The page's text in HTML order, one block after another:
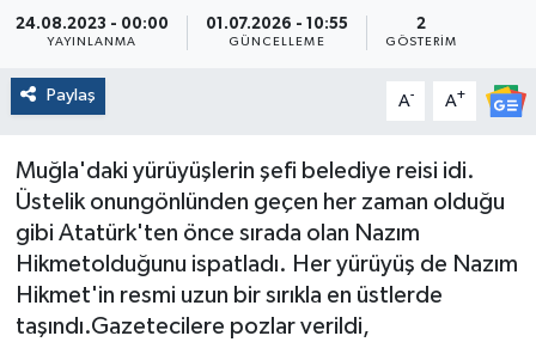
24.08.2023 - 00:00
YAYINLANMA
01.07.2026 - 10:55
GÜNCELLEME
2
GÖSTERIM
Paylaş A- A+
Muğla'daki yürüyüşlerin şefi belediye reisi idi.
Üstelik onungönlünden geçen her zaman olduğu
gibi Atatürk'ten önce sırada olan Nazım
Hikmetolduğunu ispatladı. Her yürüyüş de Nazım
Hikmet'in resmi uzun bir sırıkla en üstlerde
taşındı.Gazetecilere pozlar verildi,